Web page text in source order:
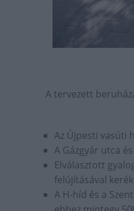
A tervezett
Az Újpesti vasúti
A Gázgyár utca
Elválasztott
felújításával
A H-híd és a